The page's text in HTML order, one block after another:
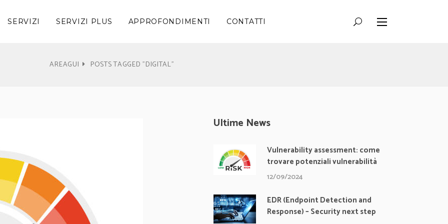
SERVIZI SERVIZI PLUS APPROFONDIMENTI CONTATTI
AREAGUI POSTS TAGGED "DIGITAL"
Ultime News
Vulnerability assessment: come
trovare potenziali vulnerabilità
12/09/2024
EDR (Endpoint Detection and
Response) – Security next step